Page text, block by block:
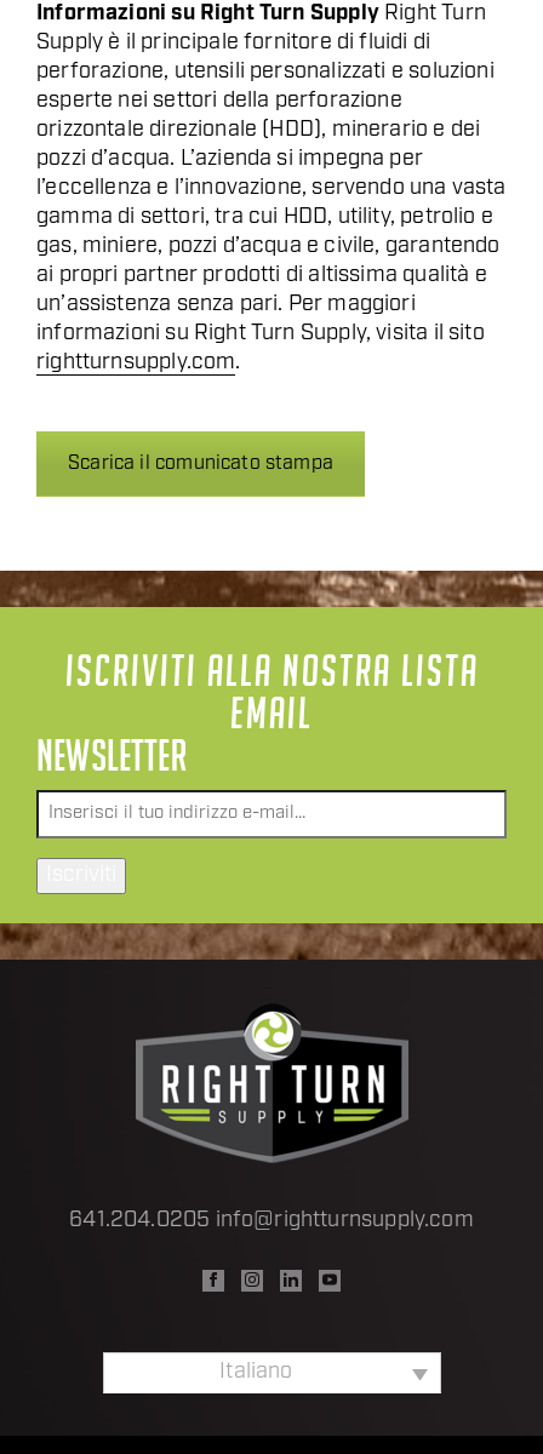
Informazioni su Right Turn SupplyRight Turn
Supply è il principale fornitore di fluidi di
perforazione, utensili personalizzati e soluzioni
esperte nei settori della perforazione
orizzontale direzionale (HDD), minerario e dei
pozzi d’acqua. L’azienda si impegna per
l’eccellenza e l’innovazione, servendo una vasta
gamma di settori, tra cui HDD, utility, petrolio e
gas, miniere, pozzi d’acqua e civile, garantendo
ai propri partner prodotti di altissima qualità e
un’assistenza senza pari. Per maggiori
informazioni su Right Turn Supply, visita il sito
rightturnsupply.com.
Scarica il comunicato stampa
ISCRIVITI ALLA NOSTRA LISTA
EMAIL
NEWSLETTER
Email*
641.204.0205 info@rightturnsupply.com
Italiano